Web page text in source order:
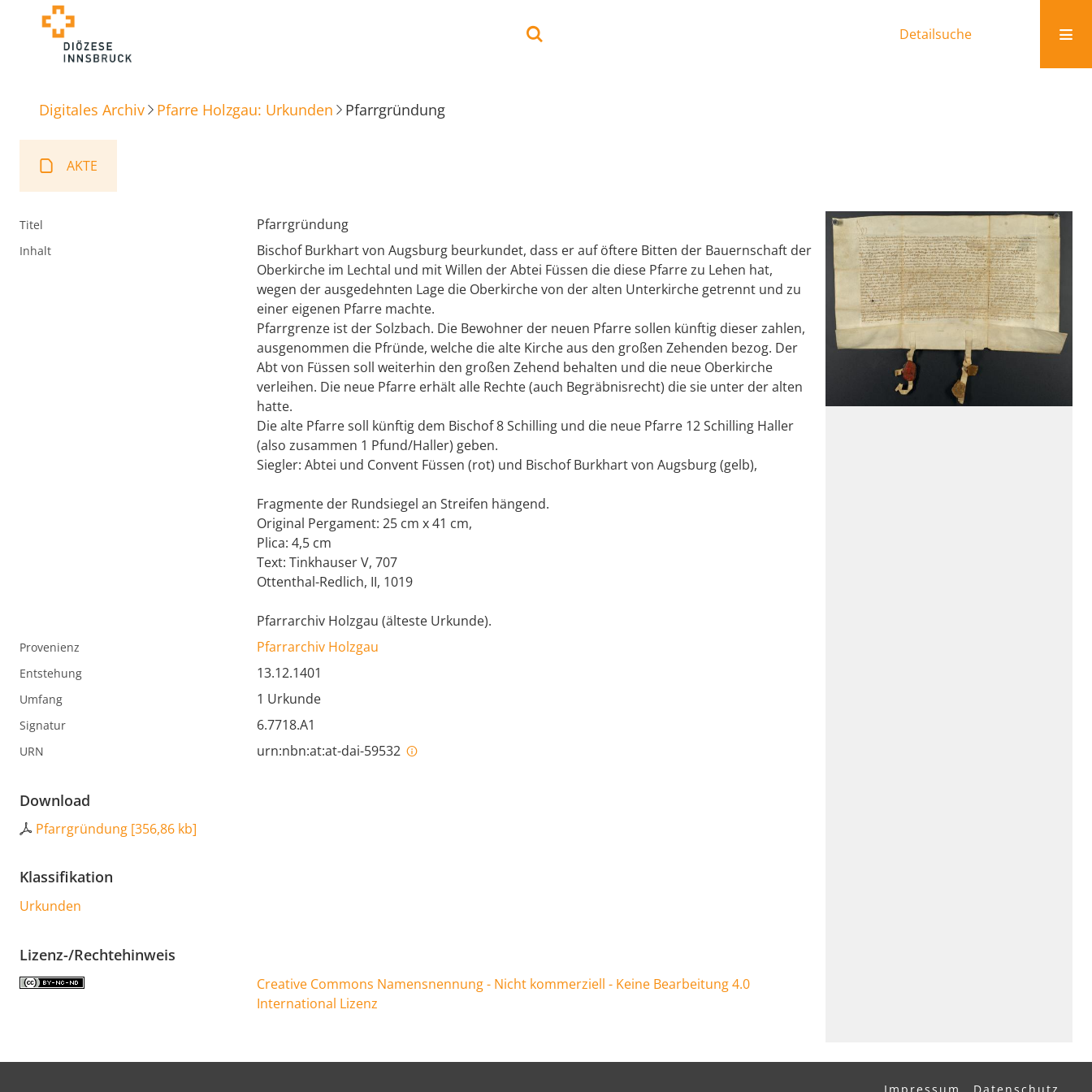
Detailsuche
Digitales Archiv Pfarre Holzgau: Urkunden Pfarrgründung
AKTE
Titel Pfarrgründung
Inhalt
Bischof Burkhart von Augsburg beurkundet, dass er auf öftere Bitten der Bauernschaft der
Oberkirche im Lechtal und mit Willen der Abtei Füssen die diese Pfarre zu Lehen hat,
wegen der ausgedehnten Lage die Oberkirche von der alten Unterkirche getrennt und zu
einer eigenen Pfarre machte.
Pfarrgrenze ist der Solzbach. Die Bewohner der neuen Pfarre sollen künftig dieser zahlen,
ausgenommen die Pfründe, welche die alte Kirche aus den großen Zehenden bezog. Der
Abt von Füssen soll weiterhin den großen Zehend behalten und die neue Oberkirche
verleihen. Die neue Pfarre erhält alle Rechte (auch Begräbnisrecht) die sie unter der alten
hatte.
Die alte Pfarre soll künftig dem Bischof 8 Schilling und die neue Pfarre 12 Schilling Haller
(also zusammen 1 Pfund/Haller) geben.
Siegler: Abtei und Convent Füssen (rot) und Bischof Burkhart von Augsburg (gelb),
Fragmente der Rundsiegel an Streifen hängend.
Original Pergament: 25 cm x 41 cm,
Plica: 4,5 cm
Text: Tinkhauser V, 707
Ottenthal-Redlich, II, 1019
Pfarrarchiv Holzgau (älteste Urkunde).
Provenienz Pfarrarchiv Holzgau
Entstehung 13.12.1401
Umfang 1 Urkunde
Signatur 6.7718.A1
URN urn:nbn:at:at-dai-59532
Download
Pfarrgründung [356,86 kb]
Klassifikation
Urkunden
Lizenz-/Rechtehinweis
Creative Commons Namensnennung - Nicht kommerziell - Keine Bearbeitung 4.0
International Lizenz